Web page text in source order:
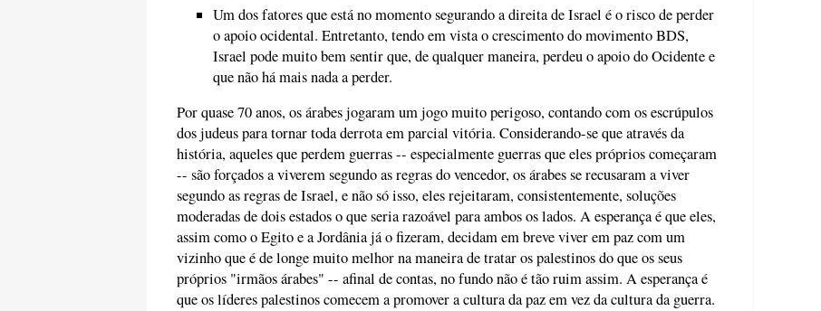
Um dos fatores que está no momento segurando a direita de Israel é o risco de perder
o apoio ocidental. Entretanto, tendo em vista o crescimento do movimento BDS,
Israel pode muito bem sentir que, de qualquer maneira, perdeu o apoio do Ocidente e
que não há mais nada a perder.
Por quase 70 anos, os árabes jogaram um jogo muito perigoso, contando com os escrúpulos
dos judeus para tornar toda derrota em parcial vitória. Considerando-se que através da
história, aqueles que perdem guerras -- especialmente guerras que eles próprios começaram
-- são forçados a viverem segundo as regras do vencedor, os árabes se recusaram a viver
segundo as regras de Israel, e não só isso, eles rejeitaram, consistentemente, soluções
moderadas de dois estados o que seria razoável para ambos os lados. A esperança é que eles,
assim como o Egito e a Jordânia já o fizeram, decidam em breve viver em paz com um
vizinho que é de longe muito melhor na maneira de tratar os palestinos do que os seus
próprios "irmãos árabes" -- afinal de contas, no fundo não é tão ruim assim. A esperança é
que os líderes palestinos comecem a promover a cultura da paz em vez da cultura da guerra.